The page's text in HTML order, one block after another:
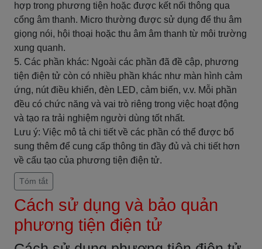
hợp trong phương tiện hoặc được kết nối thông qua
cổng âm thanh. Micro thường được sử dụng để thu âm
giọng nói, hội thoại hoặc thu âm âm thanh từ môi trường
xung quanh.
5. Các phần khác: Ngoài các phần đã đề cập, phương
tiện điện tử còn có nhiều phần khác như màn hình cảm
ứng, nút điều khiển, đèn LED, cảm biến, v.v. Mỗi phần
đều có chức năng và vai trò riêng trong việc hoạt động
và tạo ra trải nghiệm người dùng tốt nhất.
Lưu ý: Việc mô tả chi tiết về các phần có thể được bổ
sung thêm để cung cấp thông tin đầy đủ và chi tiết hơn
về cấu tạo của phương tiện điện tử.
Tóm tắt
Cách sử dụng và bảo quản
phương tiện điện tử